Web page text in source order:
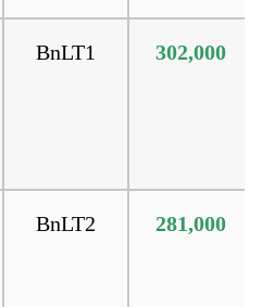
BnLT1 302,000
BnLT2 281,000